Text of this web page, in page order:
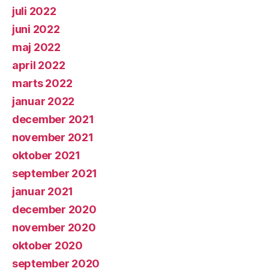
juli 2022
juni 2022
maj 2022
april 2022
marts 2022
januar 2022
december 2021
november 2021
oktober 2021
september 2021
januar 2021
december 2020
november 2020
oktober 2020
september 2020